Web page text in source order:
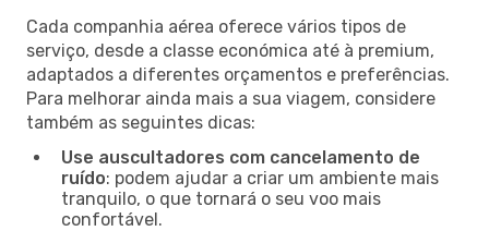
Cada companhia aérea oferece vários tipos de
serviço, desde a classe económica até à premium,
adaptados a diferentes orçamentos e preferências.
Para melhorar ainda mais a sua viagem, considere
também as seguintes dicas:
Use auscultadores com cancelamento de
ruído: podem ajudar a criar um ambiente mais
tranquilo, o que tornará o seu voo mais
confortável.